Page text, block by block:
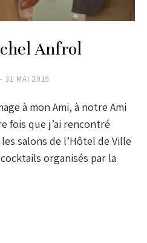
Anfrol
31 MAI 2019
à mon Ami, à notre Ami
fois que j’ai rencontré
salons de l’Hôtel de Ville
organisés par la